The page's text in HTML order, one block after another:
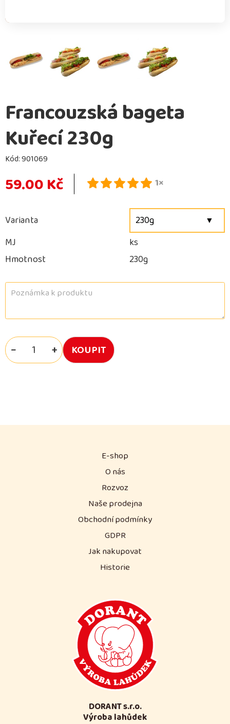
Francouzská bageta
Kuřecí 230g
Kód:901069
59.00 Kč 1×
Varianta
230g
MJ
ks
Hmotnost
230g
− +
E-shop
O nás
Rozvoz
Naše prodejna
Obchodní podmínky
GDPR
Jak nakupovat
Historie
DORANT s.r.o.
Výroba lahůdek